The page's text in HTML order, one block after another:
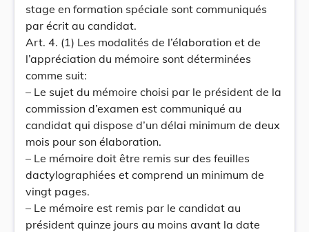
stage en formation spéciale sont communiqués
par écrit au candidat.
Art. 4. (1) Les modalités de l’élaboration et de
l’appréciation du mémoire sont déterminées
comme suit:
– Le sujet du mémoire choisi par le président de la
commission d’examen est communiqué au
candidat qui dispose d’un délai minimum de deux
mois pour son élaboration.
– Le mémoire doit être remis sur des feuilles
dactylographiées et comprend un minimum de
vingt pages.
– Le mémoire est remis par le candidat au
président quinze jours au moins avant la date